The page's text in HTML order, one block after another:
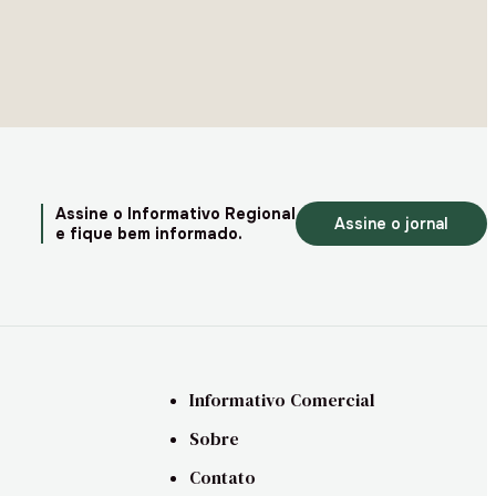
Assine o Informativo Regional
e fique bem informado.
Assine o jornal
Informativo Comercial
Sobre
Contato